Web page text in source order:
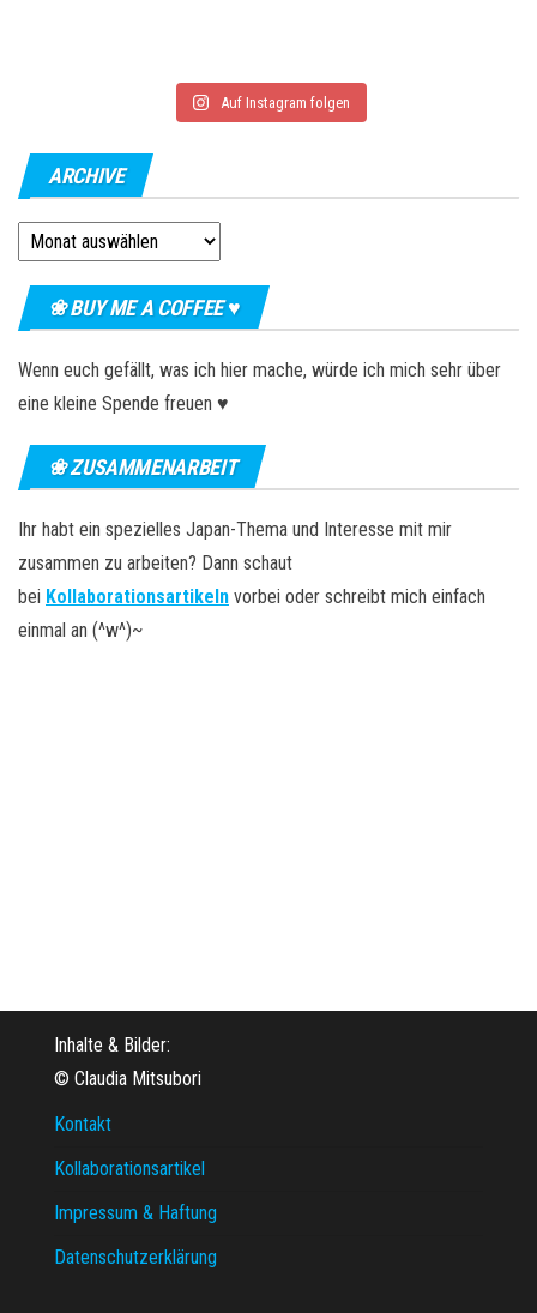
Auf Instagram folgen
ARCHIVE
Archive
❀ BUY ME A COFFEE ♥
Wenn euch gefällt, was ich hier mache, würde ich mich sehr über
eine kleine Spende freuen ♥
❀ ZUSAMMENARBEIT
Ihr habt ein spezielles Japan-Thema und Interesse mit mir
zusammen zu arbeiten? Dann schaut
bei Kollaborationsartikeln vorbei oder schreibt mich einfach
einmal an (^w^)~
Inhalte & Bilder:
© Claudia Mitsubori
Kontakt
Kollaborationsartikel
Impressum & Haftung
Datenschutzerklärung